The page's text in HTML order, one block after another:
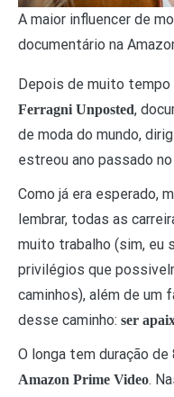
A maior influencer de
documentário na
Depois de muito
Ferragni Unposted,
de moda do mundo,
estreou ano passado
Como já era esperado,
lembrar, todas as
muito trabalho (sim, eu
privilégios que
caminhos), além de um
desse caminho: ser
O longa tem duração
Amazon Prime Video.